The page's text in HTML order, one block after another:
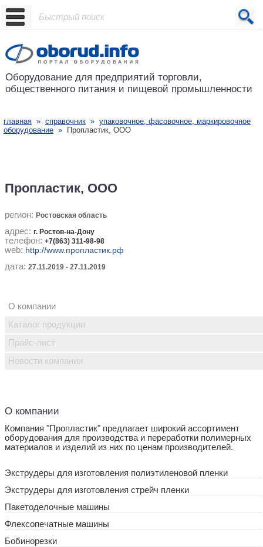
Проект основан в 2001 году
Оборудование для предприятий торговли,
общественного питания и пищевой промышленности
главная » справочник » упаковочное, фасовочное, маркировочное
оборудование » Пропластик, ООО
Пропластик, ООО
регион: Ростовская область
адрес: г. Ростов-на-Дону
телефон: +7(863) 311-98-98
web: http://www.пропластик.рф
дата: 27.11.2019 - 27.11.2019
О компании
О компании
Компания "Пропластик" предлагает широкий ассортимент
оборудования для производства и переработки полимерных
материалов и изделий из них по ценам производителей.
Экструдеры для изготовления полиэтиленовой пленки
Экструдеры для изготовления стрейч пленки
Пакетоделочные машины
Флексопечатные машины
Бобинорезки
Каталог продукции
Прайс-лист
Новости компании